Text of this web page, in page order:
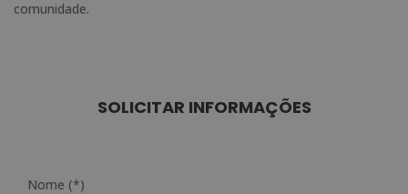
comunidade.
SOLICITAR INFORMAÇÕES
Nome (*)